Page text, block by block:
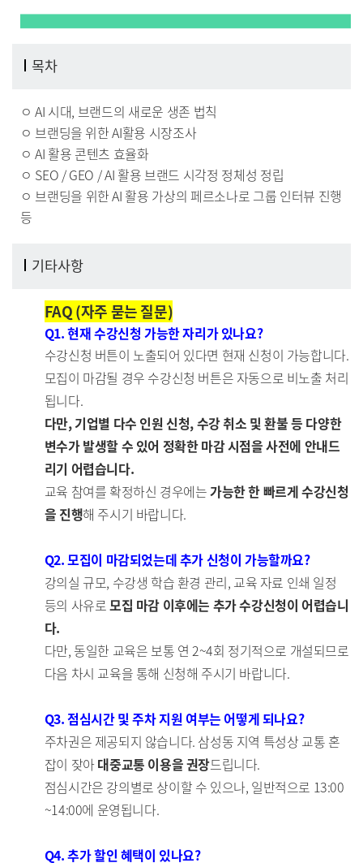
목차
ㅇ AI 시대, 브랜드의 새로운 생존 법칙
ㅇ 브랜딩을 위한 AI활용 시장조사
ㅇ AI 활용 콘텐츠 효율화
ㅇ SEO / GEO / AI 활용 브랜드 시각정 정체성 정립
ㅇ 브랜딩을 위한 AI 활용 가상의 페르소나로 그룹 인터뷰 진행
등
기타사항
FAQ (자주 묻는 질문)
Q1. 현재 수강신청 가능한 자리가 있나요?
수강신청 버튼이 노출되어 있다면 현재 신청이 가능합니다.
모집이 마감될 경우 수강신청 버튼은 자동으로 비노출 처리
됩니다.
다만, 기업별 다수 인원 신청, 수강 취소 및 환불 등 다양한
변수가 발생할 수 있어 정확한 마감 시점을 사전에 안내드
리기 어렵습니다.
교육 참여를 확정하신 경우에는가능한 한 빠르게 수강신청
을 진행해 주시기 바랍니다.
Q2. 모집이 마감되었는데 추가 신청이 가능할까요?
강의실 규모, 수강생 학습 환경 관리, 교육 자료 인쇄 일정
등의 사유로모집 마감 이후에는 추가 수강신청이 어렵습니
다.
다만, 동일한 교육은 보통 연 2~4회 정기적으로 개설되므로
다음 차시 교육을 통해 신청해 주시기 바랍니다.
Q3. 점심시간 및 주차 지원 여부는 어떻게 되나요?
주차권은 제공되지 않습니다. 삼성동 지역 특성상 교통 혼
잡이 잦아대중교통 이용을 권장드립니다.
점심시간은 강의별로 상이할 수 있으나, 일반적으로 13:00
~14:00에 운영됩니다.
Q4. 추가 할인 혜택이 있나요?